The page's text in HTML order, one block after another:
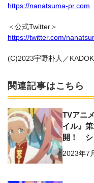
https://nanatsuma-pr.com
＜公式Twitter＞
https://twitter.com/
(C)2023宇野朴人／
関連記事はこちら
TVアニ
イル』
開！ シ
初仕事
2023年7